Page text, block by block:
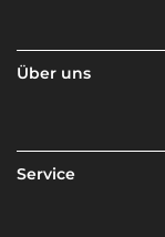
Über uns
Service